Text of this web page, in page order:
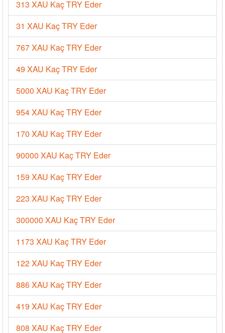
313 XAU Kaç TRY Eder
31 XAU Kaç TRY Eder
767 XAU Kaç TRY Eder
49 XAU Kaç TRY Eder
5000 XAU Kaç TRY Eder
954 XAU Kaç TRY Eder
170 XAU Kaç TRY Eder
90000 XAU Kaç TRY Eder
159 XAU Kaç TRY Eder
223 XAU Kaç TRY Eder
300000 XAU Kaç TRY Eder
1173 XAU Kaç TRY Eder
122 XAU Kaç TRY Eder
886 XAU Kaç TRY Eder
419 XAU Kaç TRY Eder
808 XAU Kaç TRY Eder